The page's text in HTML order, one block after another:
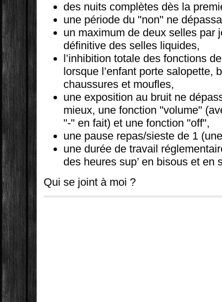
des nuits complètes dès la
une période du "non" ne
un maximum de deux selles par
définitive des selles liquides,
l’inhibition totale des fonctions
lorsque l’enfant porte salopette,
chaussures et moufles,
une exposition au bruit ne
mieux, une fonction "volume"
"-" en fait) et une fonction "off",
une pause repas/sieste de 1
une durée de travail
des heures sup’ en bisous et en
Qui se joint à moi ?